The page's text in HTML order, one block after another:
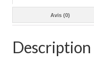
Avis (0)
Description